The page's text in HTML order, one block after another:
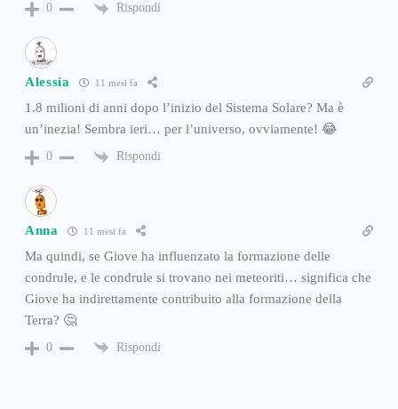
0 Rispondi
Alessia 11 mesi fa
1.8 milioni di anni dopo l’inizio del Sistema Solare? Ma è
un’inezia! Sembra ieri… per l’universo, ovviamente! 😂
0 Rispondi
Anna 11 mesi fa
Ma quindi, se Giove ha influenzato la formazione delle
condrule, e le condrule si trovano nei meteoriti… significa che
Giove ha indirettamente contribuito alla formazione della
Terra? 🤔
0 Rispondi